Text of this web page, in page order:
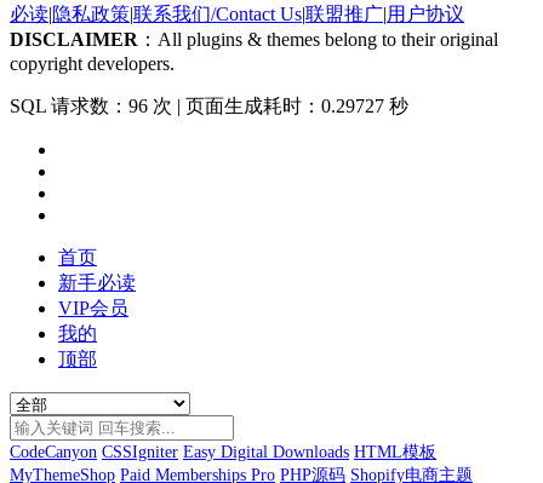
必读|隐私政策|联系我们/Contact Us|联盟推广|用户协议
DISCLAIMER ：All plugins & themes belong to their original
copyright developers.
SQL 请求数：96 次 | 页面生成耗时：0.29727 秒
首页
新手必读
VIP会员
我的
顶部
CodeCanyon CSSIgniter Easy Digital Downloads HTML模板
MyThemeShop Paid Memberships Pro PHP源码 Shopify电商主题